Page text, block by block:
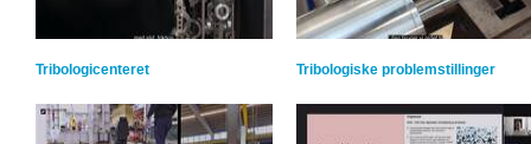
Tribologicenteret Tribologiske problemstillinger